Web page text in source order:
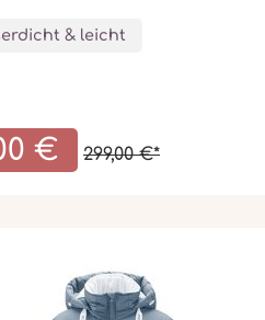
& leicht
€ 299,00 €*